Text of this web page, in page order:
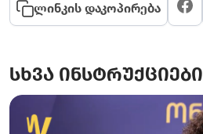
ლინკის დაკოპირება
სხვა ინსტრუქციები